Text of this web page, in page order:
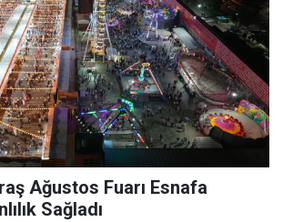
Ağustos Fuarı Esnafa
Sağladı